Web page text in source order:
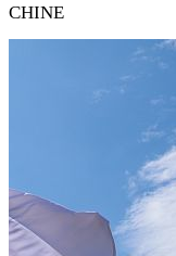
CHINE